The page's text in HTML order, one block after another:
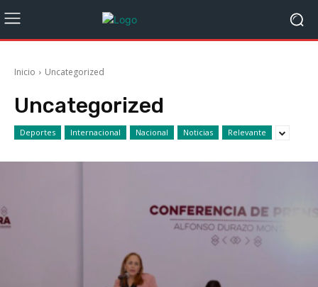
Inicio Uncategorized
Uncategorized
Deportes Internacional Nacional Noticias Relevante